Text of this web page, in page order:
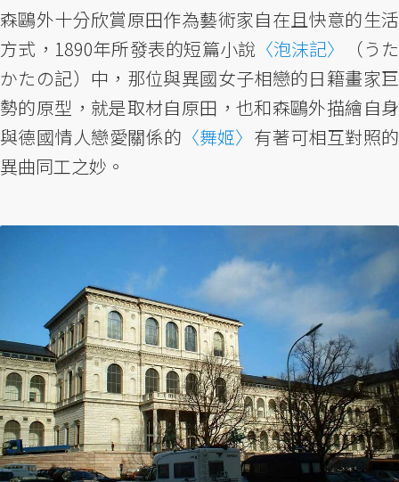
森鷗外十分欣賞原田作為藝術家自在且快意的生活
方式，1890年所發表的短篇小說 〈泡沫記〉
（うた
かたの記）中，那位與異國女子相戀的日籍畫家巨
勢的原型，就是取材自原田，也和森鷗外描繪自身
與德國情人戀愛關係的 〈舞姬〉 有著可相互對照的
異曲同工之妙。